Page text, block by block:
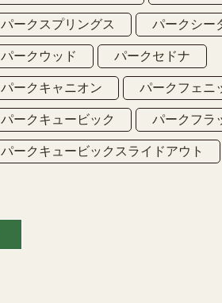
パークスプリングス パークシー
パークウッド パークセドナ
パークキャニオン パークフェニ
パークキュービック パークフラ
パークキュービックスライドアウト